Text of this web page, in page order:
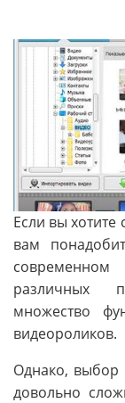
Если вы
вам
различных
множество
видеороликов.
Однако,
довольно